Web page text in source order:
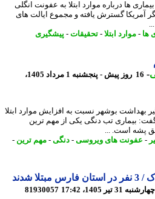
ها درباره موارد ابتلا به عفونت انگلی
گسترش یافته و مجموع ایالت های
موارد ابتلا-تحقیقات-پیشگیری
16 روز پیش - پنجشنبه 1 مرداد 1405،
بوشهر نسبت به افزایش موارد ابتلا
تب دنگی یکی از مهم ترین
است. ...
های ویروسی-دنگی-مهم ترین-
81930057